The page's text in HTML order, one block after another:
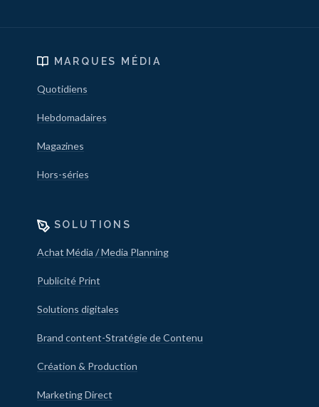
MARQUES MÉDIA
Quotidiens
Hebdomadaires
Magazines
Hors-séries
SOLUTIONS
Achat Média / Media Planning
Publicité Print
Solutions digitales
Brand content-Stratégie de Contenu
Création & Production
Marketing Direct